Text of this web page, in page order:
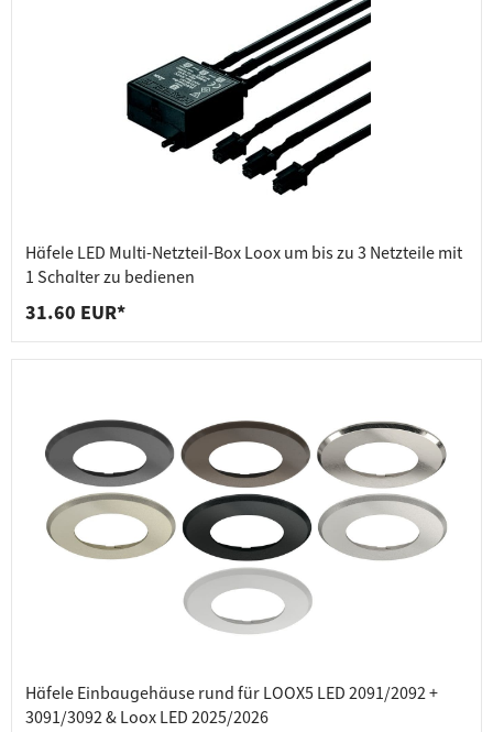
Häfele LED Multi-Netzteil-Box Loox um bis zu 3 Netzteile mit
1 Schalter zu bedienen
31.60 EUR*
Häfele Einbaugehäuse rund für LOOX5 LED 2091/2092 +
3091/3092 & Loox LED 2025/2026